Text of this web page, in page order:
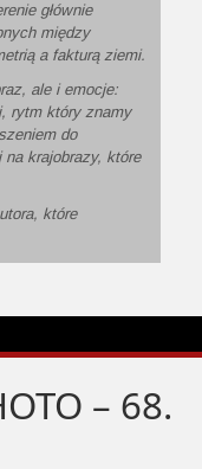
głównie
między
a fakturą ziemi.
ale i emocje:
rytm który znamy
do
na krajobrazy, które
które
– 68.